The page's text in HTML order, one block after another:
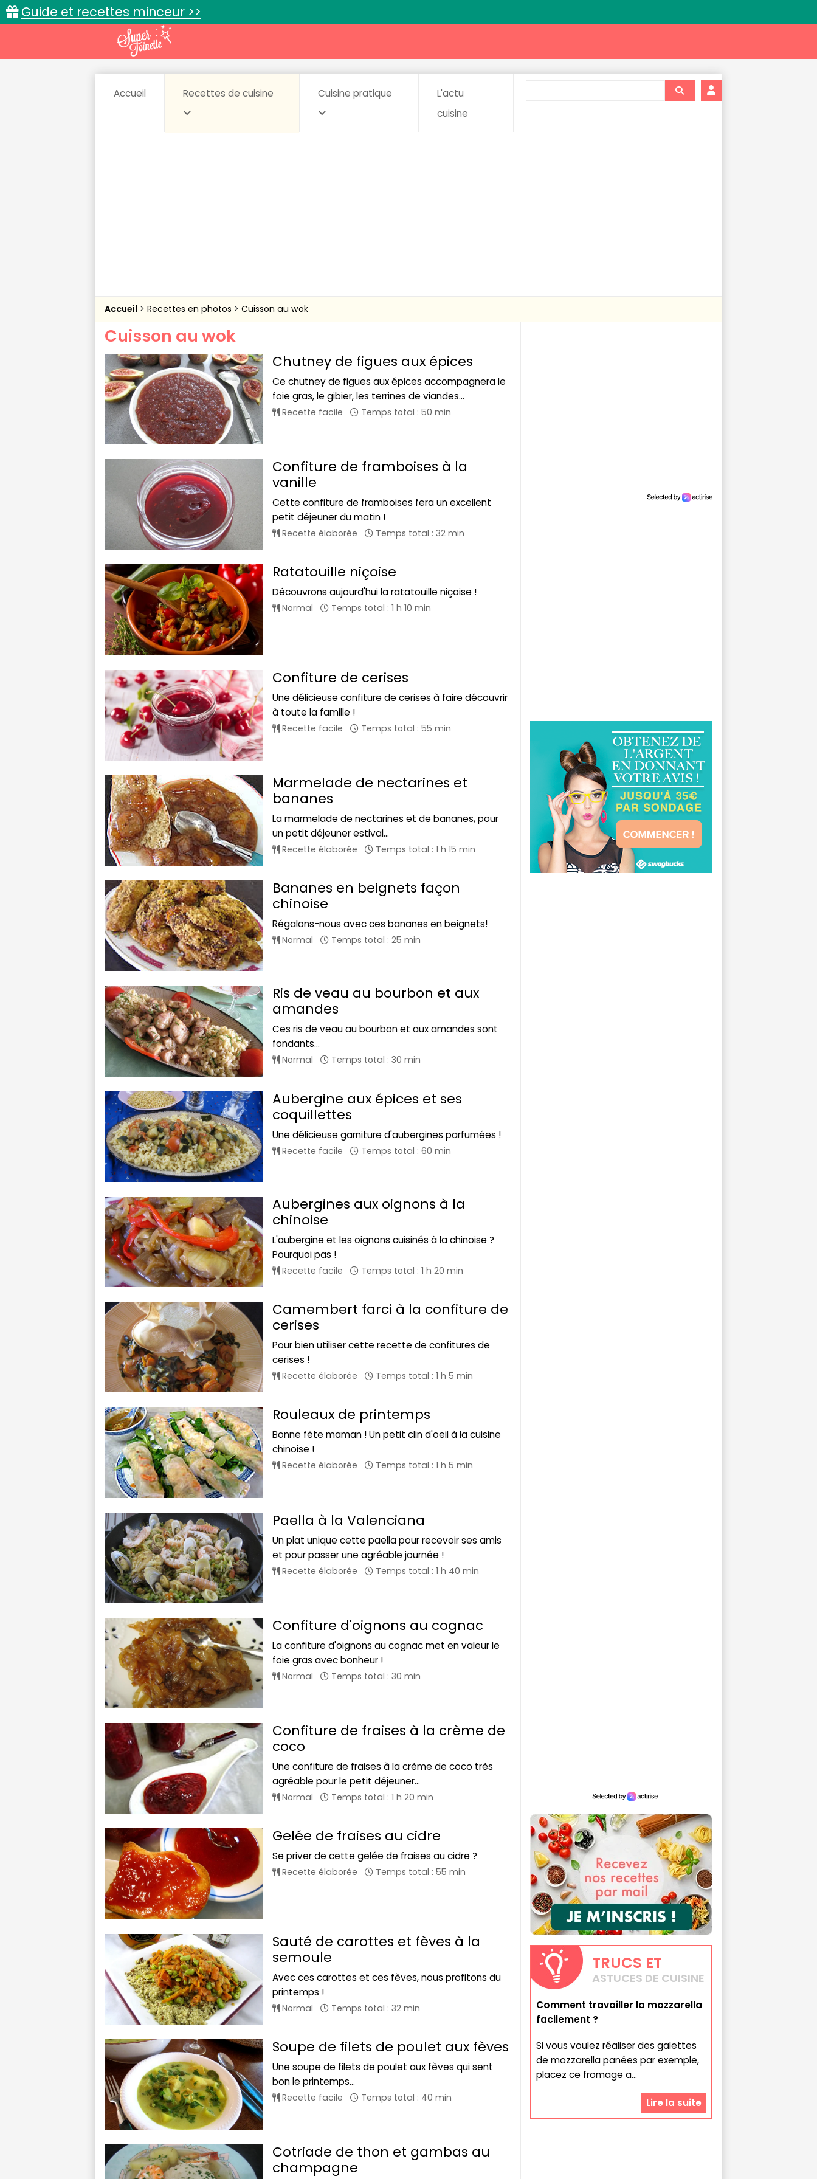
Guide et recettes minceur >>
Accueil Recettes de cuisine Cuisine pratique
L'actu
cuisine
Accueil Recettes en photos Cuisson au wok
Cuisson au wok
Chutney de figues aux épices
Ce chutney de figues aux épices accompagnera le
foie gras, le gibier, les terrines de viandes...
Recette facile Temps total : 50 min
Confiture de framboises à la
vanille
Cette confiture de framboises fera un excellent
petit déjeuner du matin !
Recette élaborée Temps total : 32 min
Ratatouille niçoise
Découvrons aujourd'hui la ratatouille niçoise !
Normal Temps total : 1 h 10 min
Confiture de cerises
Une délicieuse confiture de cerises à faire découvrir
à toute la famille !
Recette facile Temps total : 55 min
Marmelade de nectarines et
bananes
La marmelade de nectarines et de bananes, pour
un petit déjeuner estival...
Recette élaborée Temps total : 1 h 15 min
Bananes en beignets façon
chinoise
Régalons-nous avec ces bananes en beignets!
Normal Temps total : 25 min
Ris de veau au bourbon et aux
amandes
Ces ris de veau au bourbon et aux amandes sont
fondants...
Normal Temps total : 30 min
Aubergine aux épices et ses
coquillettes
Une délicieuse garniture d'aubergines parfumées !
Recette facile Temps total : 60 min
Aubergines aux oignons à la
chinoise
L'aubergine et les oignons cuisinés à la chinoise ?
Pourquoi pas !
Recette facile Temps total : 1 h 20 min
Camembert farci à la confiture de
cerises
Pour bien utiliser cette recette de confitures de
cerises !
Recette élaborée Temps total : 1 h 5 min
Rouleaux de printemps
Bonne fête maman ! Un petit clin d'oeil à la cuisine
chinoise !
Recette élaborée Temps total : 1 h 5 min
Paella à la Valenciana
Un plat unique cette paella pour recevoir ses amis
et pour passer une agréable journée !
Recette élaborée Temps total : 1 h 40 min
Confiture d'oignons au cognac
La confiture d'oignons au cognac met en valeur le
foie gras avec bonheur !
Normal Temps total : 30 min
Confiture de fraises à la crème de
coco
Une confiture de fraises à la crème de coco très
agréable pour le petit déjeuner...
Normal Temps total : 1 h 20 min
Gelée de fraises au cidre
Se priver de cette gelée de fraises au cidre ?
Recette élaborée Temps total : 55 min
Sauté de carottes et fèves à la
semoule
Avec ces carottes et ces fèves, nous profitons du
printemps !
Normal Temps total : 32 min
Soupe de filets de poulet aux fèves
Une soupe de filets de poulet aux fèves qui sent
bon le printemps...
Recette facile Temps total : 40 min
Cotriade de thon et gambas au
champagne
TRUCS ET
ASTUCES DE CUISINE
Comment travailler la mozzarella
facilement ?
Si vous voulez réaliser des galettes
de mozzarella panées par exemple,
placez ce fromage a...
Lire la suite